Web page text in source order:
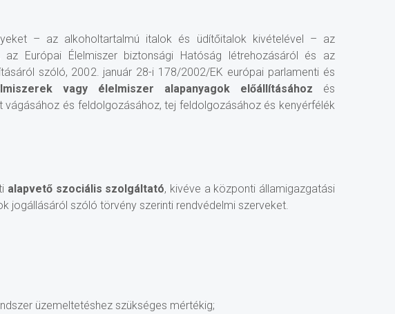
– az alkoholtartalmú italok és üdítőitalok kivételével – az
Európai Élelmiszer biztonsági Hatóság létrehozásáról és az
szóló, 2002. január 28-i 178/2002/EK európai parlamenti és
vagy élelmiszer alapanyagok előállításához és
és feldolgozásához, tej feldolgozásához és kenyérfélék
alapvető szociális szolgáltató, kivéve a központi államigazgatási
jogállásáról szóló törvény szerinti rendvédelmi szerveket.
üzemeltetéshez szükséges mértékig;